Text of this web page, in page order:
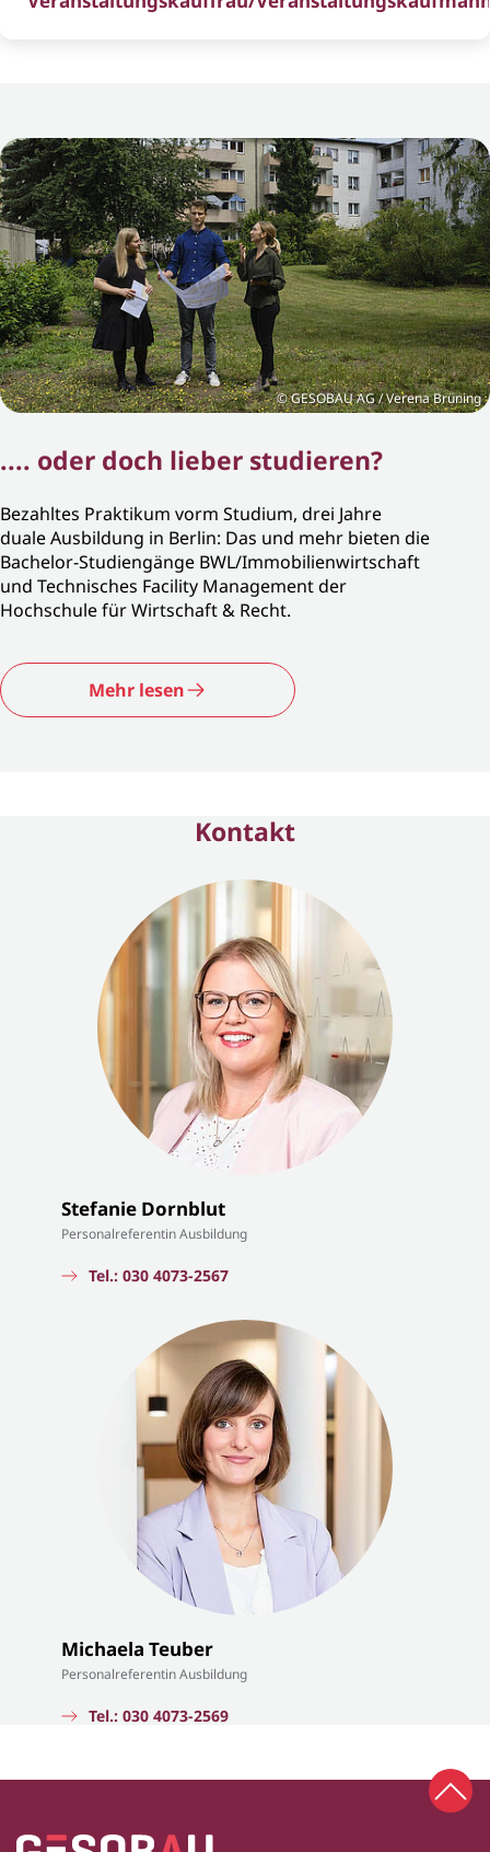
.... oder doch lieber studieren?
Bezahltes Praktikum vorm Studium, drei Jahre
duale Ausbildung in Berlin: Das und mehr bieten die
Bachelor-Studiengänge BWL/Immobilienwirtschaft
und Technisches Facility Management der
Hochschule für Wirtschaft & Recht.
Mehr lesen
GESOBAU AG / Verena Brüning
Kontakt
Stefanie Dornblut
Personalreferentin Ausbildung
Tel.: 030 4073-2567
Michaela Teuber
Personalreferentin Ausbildung
Tel.: 030 4073-2569
Zur Startseite